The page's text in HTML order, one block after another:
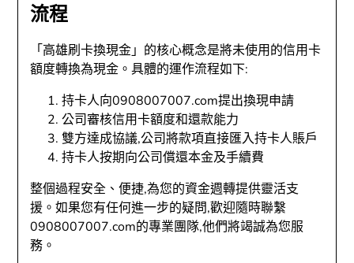
流程
「高雄刷卡換現金」的核心概念是將未使用的信用卡
額度轉換為現金。具體的運作流程如下:
持卡人向0908007007.com提出換現申請
公司審核信用卡額度和還款能力
雙方達成協議,公司將款項直接匯入持卡人賬戶
持卡人按期向公司償還本金及手續費
整個過程安全、便捷,為您的資金週轉提供靈活支
援。如果您有任何進一步的疑問,歡迎隨時聯繫
0908007007.com的專業團隊,他們將竭誠為您服
務。